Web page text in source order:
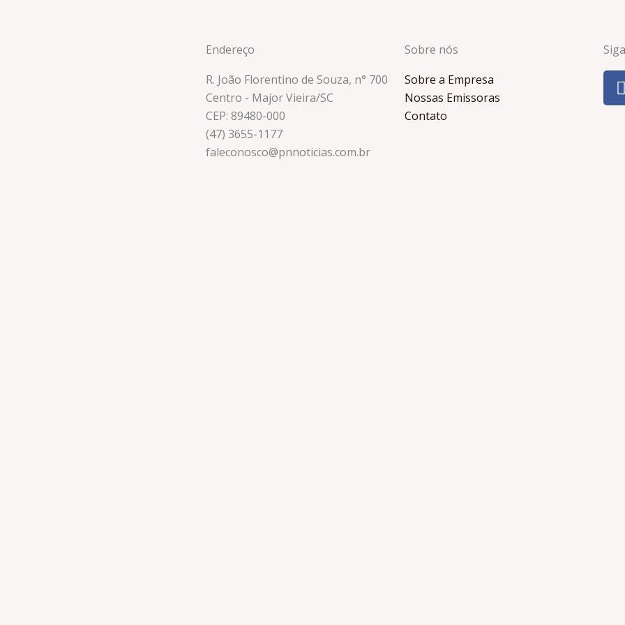
Endereço
R. João Florentino de Souza, n° 700
Centro - Major Vieira/SC
CEP: 89480-000
(47) 3655-1177
faleconosco@pnnoticias.com.br
Sobre nós
Sobre a Empresa
Nossas Emissoras
Contato
a